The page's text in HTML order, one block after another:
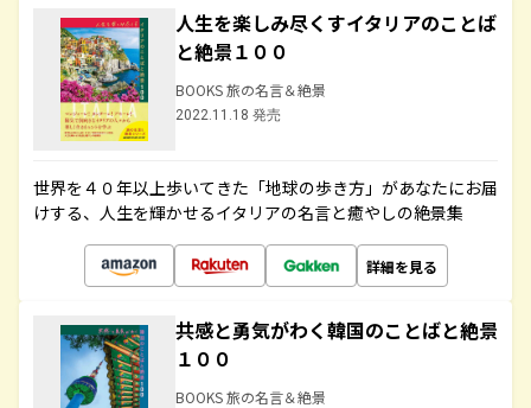
人生を楽しみ尽くすイタリアのことば
と絶景１００
BOOKS 旅の名言＆絶景
2022.11.18 発売
世界を４０年以上歩いてきた「地球の歩き方」があなたにお届
けする、人生を輝かせるイタリアの名言と癒やしの絶景集
詳細を見る
共感と勇気がわく韓国のことばと絶景
１００
BOOKS 旅の名言＆絶景